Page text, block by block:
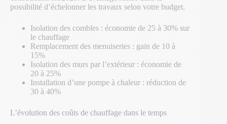
possibilité d’échelonner les travaux selon votre budget.
Isolation des combles : économie de 25 à 30% sur
le chauffage
Remplacement des menuiseries : gain de 10 à
15%
Isolation des murs par l’extérieur : économie de
20 à 25%
Installation d’une pompe à chaleur : réduction de
30 à 40%
L’évolution des coûts de chauffage dans le temps